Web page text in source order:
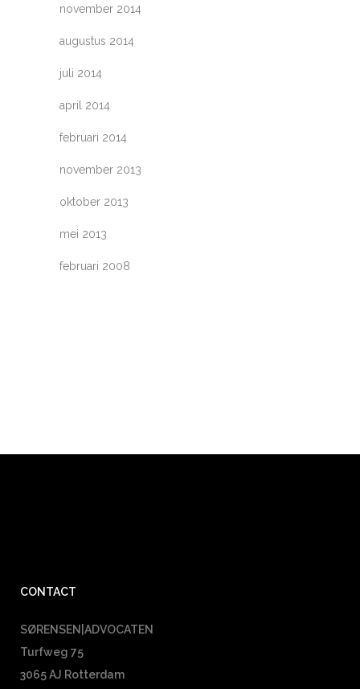
november 2014
augustus 2014
juli 2014
april 2014
februari 2014
november 2013
oktober 2013
mei 2013
februari 2008
CONTACT
SØRENSEN|ADVOCATEN
Turfweg 75
3065 AJ Rotterdam